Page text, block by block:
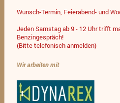
Wunsch-Termin, Feierabend- und
Jeden Samstag ab 9 - 12 Uhr trifft
Benzingespräch!
(Bitte telefonisch anmelden)
Wir arbeiten mit